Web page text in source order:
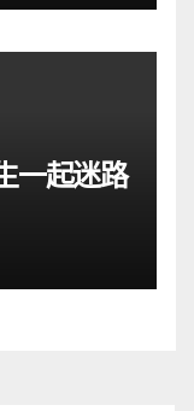
一起迷路